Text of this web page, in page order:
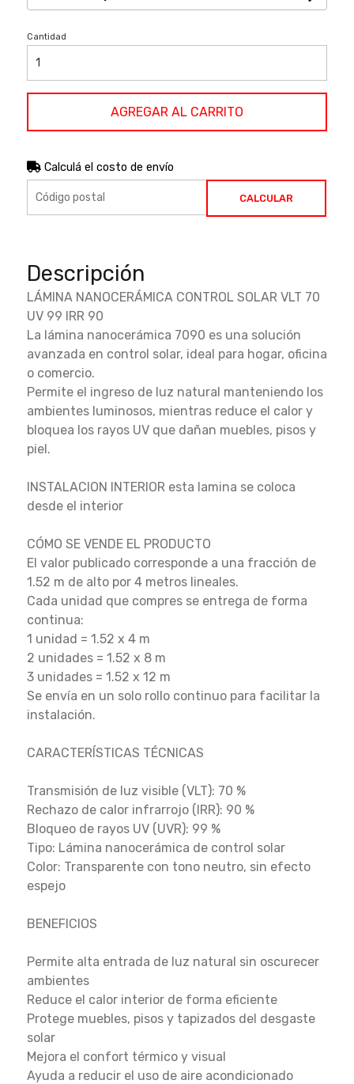
Cantidad
AGREGAR AL CARRITO
Calculá el costo de envío
CALCULAR
Descripción
LÁMINA NANOCERÁMICA CONTROL SOLAR VLT 70
UV 99 IRR 90
La lámina nanocerámica 7090 es una solución
avanzada en control solar, ideal para hogar, oficina
o comercio.
Permite el ingreso de luz natural manteniendo los
ambientes luminosos, mientras reduce el calor y
bloquea los rayos UV que dañan muebles, pisos y
piel.
INSTALACION INTERIOR esta lamina se coloca
desde el interior
CÓMO SE VENDE EL PRODUCTO
El valor publicado corresponde a una fracción de
1.52 m de alto por 4 metros lineales.
Cada unidad que compres se entrega de forma
continua:
1 unidad = 1.52 x 4 m
2 unidades = 1.52 x 8 m
3 unidades = 1.52 x 12 m
Se envía en un solo rollo continuo para facilitar la
instalación.
CARACTERÍSTICAS TÉCNICAS
Transmisión de luz visible (VLT): 70 %
Rechazo de calor infrarrojo (IRR): 90 %
Bloqueo de rayos UV (UVR): 99 %
Tipo: Lámina nanocerámica de control solar
Color: Transparente con tono neutro, sin efecto
espejo
BENEFICIOS
Permite alta entrada de luz natural sin oscurecer
ambientes
Reduce el calor interior de forma eficiente
Protege muebles, pisos y tapizados del desgaste
solar
Mejora el confort térmico y visual
Ayuda a reducir el uso de aire acondicionado